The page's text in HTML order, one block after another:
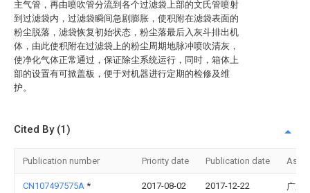
主气管，再由喷吹管分流到各个过滤袋上部的文氏管喷射
到过滤袋内，过滤袋瞬间急剧膨胀，使积附在滤袋表面的
粉尘脱落，滤袋恢复初始状态，粉尘落最后入灰斗排出机
体，由此使积附在过滤袋上的粉尘周期地脉冲喷吹清灰，
使净化气体正常通过，保证除尘系统运行，同时，箱体上
部的设置有可掀盖板，便于对机器进行定期的检修及维
护。
Cited By (1)
Publication number Priority date Publication date
CN107497575A * 2017-08-02 2017-12-22
广东